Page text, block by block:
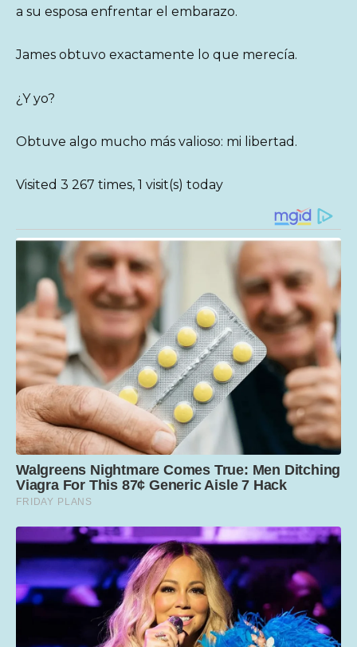
a su esposa enfrentar el embarazo.
James obtuvo exactamente lo que merecía.
¿Y yo?
Obtuve algo mucho más valioso: mi libertad.
Visited 3 267 times, 1 visit(s) today